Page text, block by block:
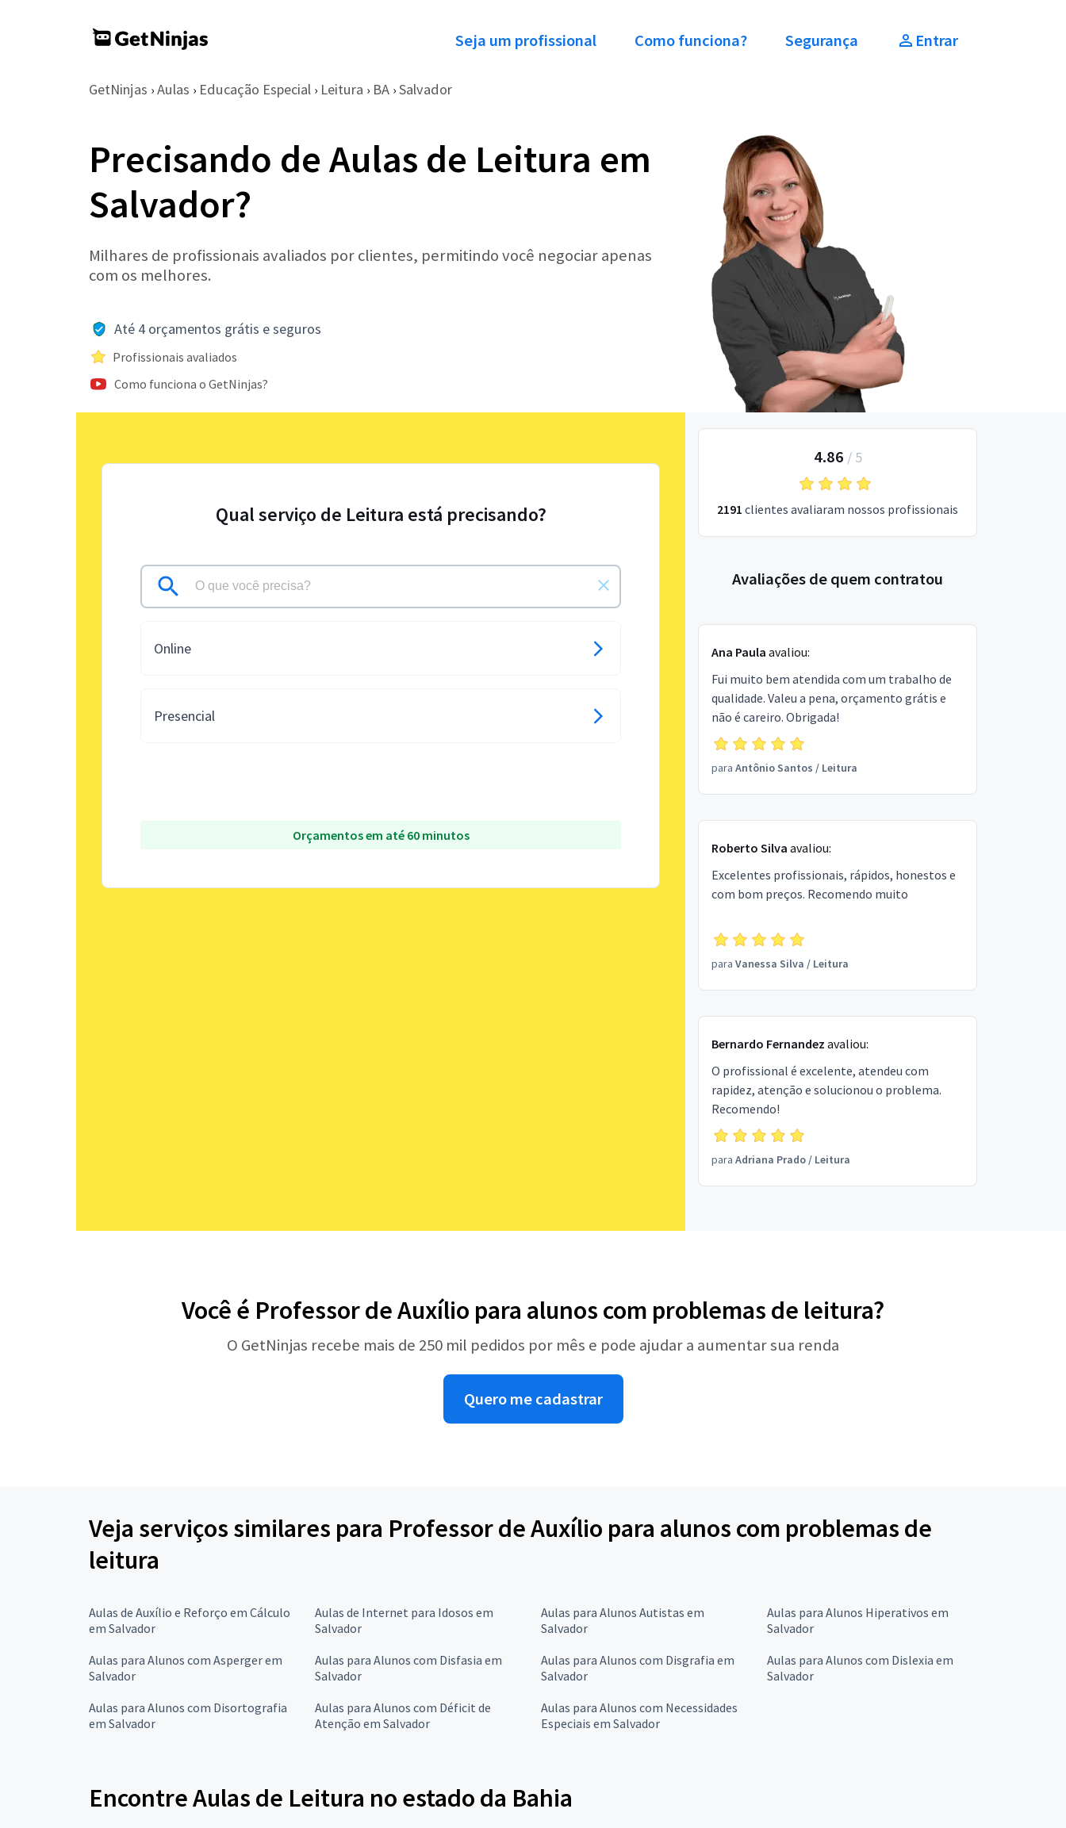
Seja um profissional Como funciona? Segurança Entrar
GetNinjas › Aulas › Educação Especial › Leitura › BA › Salvador
Precisando de Aulas de Leitura em
Salvador?
Milhares de profissionais avaliados por clientes, permitindo você negociar apenas
com os melhores.
Até 4 orçamentos grátis e seguros
Profissionais avaliados
Como funciona o GetNinjas?
Qual serviço de Leitura está precisando?
Online
Presencial
Orçamentos em até 60 minutos
4.86 / 5
2191 clientes avaliaram nossos profissionais
Avaliações de quem contratou
Ana Paula avaliou:
Fui muito bem atendida com um trabalho de
qualidade. Valeu a pena, orçamento grátis e
não é careiro. Obrigada!
para Antônio Santos / Leitura
Roberto Silva avaliou:
Excelentes profissionais, rápidos, honestos e
com bom preços. Recomendo muito
para Vanessa Silva / Leitura
Bernardo Fernandez avaliou:
O profissional é excelente, atendeu com
rapidez, atenção e solucionou o problema.
Recomendo!
para Adriana Prado/ Leitura
Você é Professor de Auxílio para alunos com problemas de leitura?
O GetNinjas recebe mais de 250 mil pedidos por mês e pode ajudar a aumentar sua renda
Quero me cadastrar
Veja serviços similares para Professor de Auxílio para alunos com problemas de
leitura
Aulas de Auxílio e Reforço em Cálculo
em Salvador
Aulas de Internet para Idosos em
Salvador
Aulas para Alunos Autistas em
Salvador
Aulas para Alunos Hiperativos em
Salvador
Aulas para Alunos com Asperger em
Salvador
Aulas para Alunos com Disfasia em
Salvador
Aulas para Alunos com Disgrafia em
Salvador
Aulas para Alunos com Dislexia em
Salvador
Aulas para Alunos com Disortografia
em Salvador
Aulas para Alunos com Déficit de
Atenção em Salvador
Aulas para Alunos com Necessidades
Especiais em Salvador
Encontre Aulas de Leitura no estado da Bahia